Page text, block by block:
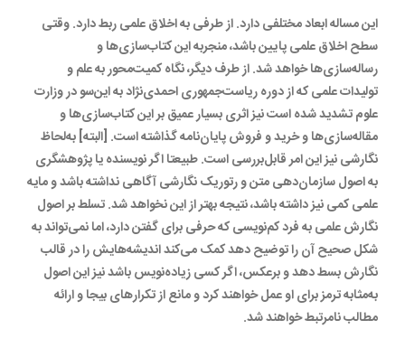
این مساله ابعاد مختلفی دارد. از طرفی به اخلاق علمی ربط دارد. وقتی
سطح اخلاق علمی پایین باشد، منجربه این کتاب‌سازی‌ها و
رساله‌سازی‌ها خواهد شد. از طرف دیگر، نگاه کمیت‌محور به علم و
تولیدات علمی که از دوره ریاست‌جمهوری احمدی‌نژاد به این‌سو در وزارت
علوم تشدید شده است نیز اثری بسیار عمیق بر این کتاب‌سازی‌ها و
مقاله‌سازی‌ها و خرید و فروش پایان‌نامه گذاشته است. [البته] به‌لحاظ
نگارشی نیز این امر قابل‌بررسی است. طبیعتا اگر نویسنده یا پژوهشگری
به اصول سازمان‌دهی متن و رتوریک نگارشی آگاهی نداشته باشد و مایه
علمی کمی نیز داشته باشد، نتیجه بهتر از این نخواهد شد. تسلط بر اصول
نگارش علمی به فرد کم‌نویسی که حرفی برای گفتن دارد، اما نمی‌تواند به
شکل صحیح آن را توضیح دهد کمک می‌کند اندیشه‌هایش را در قالب
نگارش بسط دهد و برعکس، اگر کسی زیاده‌نویس باشد نیز این اصول
به‌مثابه ترمز برای او عمل خواهند کرد و مانع از تکرارهای بیجا و ارائه
مطالب نامرتبط خواهند شد.